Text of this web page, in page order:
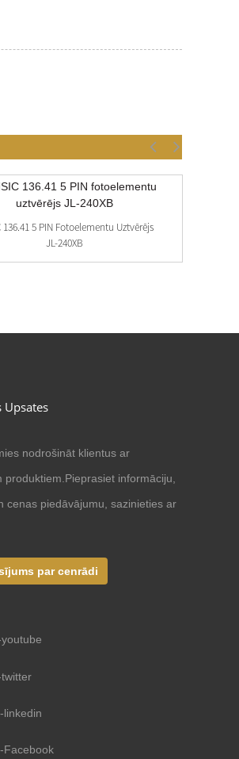
136.41 5 PIN Fotoelementu Uztvērējs
JL-240XB
Upsates
nodrošināt klientus ar
produktiem.Pieprasiet informāciju,
cenas piedāvājumu, sazinieties ar
par cenrādi